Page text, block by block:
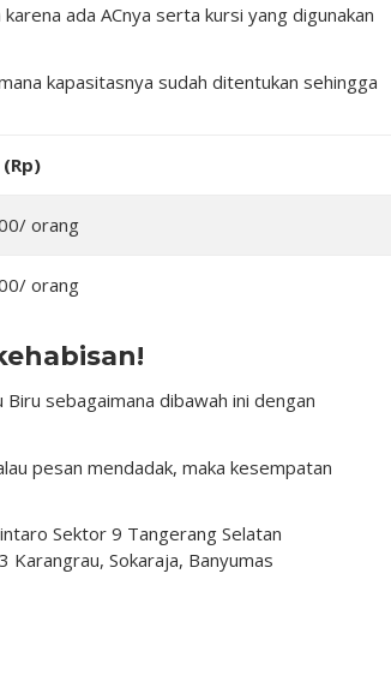
ada ACnya serta kursi yang digunakan
kapasitasnya sudah ditentukan sehingga
orang
orang
sebagaimana dibawah ini dengan
pesan mendadak, maka kesempatan
Sektor 9 Tangerang Selatan
Karangrau, Sokaraja, Banyumas